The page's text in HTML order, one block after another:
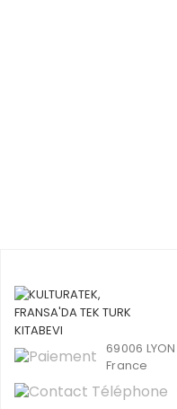
69006 LYON
France